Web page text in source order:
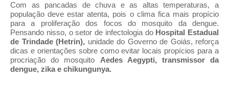
Com as pancadas de chuva e as altas temperaturas, a
população deve estar atenta, pois o clima fica mais propício
para a proliferação dos focos do mosquito da dengue.
Pensando nisso, o setor de infectologia do Hospital Estadual
de Trindade (Hetrin), unidade do Governo de Goiás, reforça
dicas e orientações sobre como evitar locais propícios para a
procriação do mosquito Aedes Aegypti, transmissor da
dengue, zika e chikungunya.